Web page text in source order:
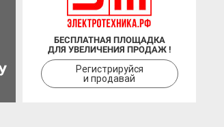
БЕСПЛАТНАЯ ПЛОЩАДКА
ДЛЯ УВЕЛИЧЕНИЯ ПРОДАЖ !
Регистрируйся
и продавай